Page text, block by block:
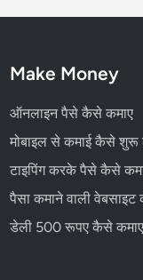
Make Money
ऑनलाइन पैसे कैसे कमाए
मोबाइल से कमाई कैसे शुरू
टाइपिंग करके पैसे कैसे
पैसा कमाने वाली वेबसाइट
डेली 500 रूपए कैसे कमाए